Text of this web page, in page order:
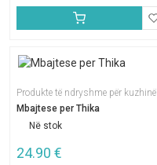
Produkte të ndryshme për kuzhinë
Mbajtese per Thika
Në stok
24.90 €